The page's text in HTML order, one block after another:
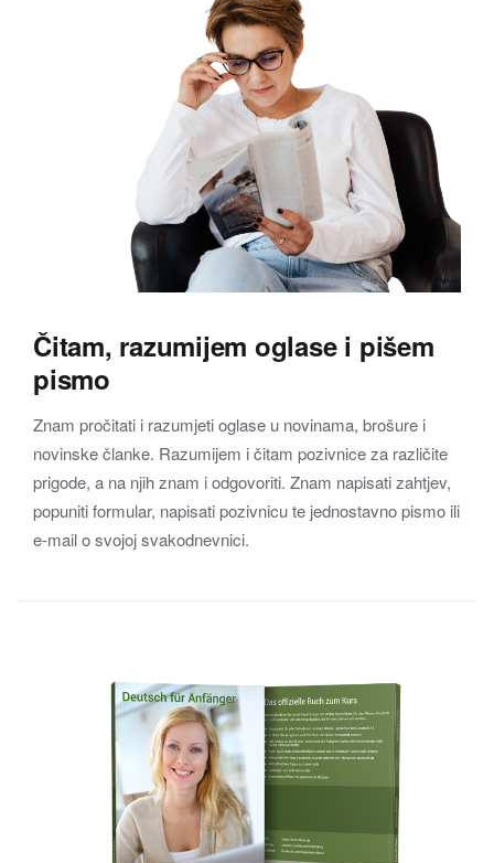
Čitam, razumijem oglase i pišem
pismo
Znam pročitati i razumjeti oglase u novinama, brošure i
novinske članke. Razumijem i čitam pozivnice za različite
prigode, a na njih znam i odgovoriti. Znam napisati zahtjev,
popuniti formular, napisati pozivnicu te jednostavno pismo ili
e-mail o svojoj svakodnevnici.